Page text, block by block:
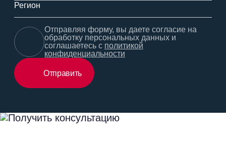
Регион
Отправить
Отправляя форму, вы даете согласие на
обработку персональных данных и
соглашаетесь с политикой
конфиденциальности